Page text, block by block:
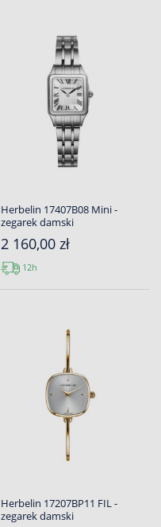
Herbelin 17407B08 Mini -
zegarek damski
2 160,00 zł
12h
Herbelin 17207BP11 FIL -
zegarek damski